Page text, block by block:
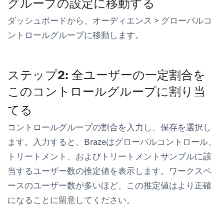
グループの設定に移動する
ダッシュボードから、 オーディエンス > グローバルコ
ントロールグループに移動します。
ステップ2: 全ユーザーの一定割合を
このコントロールグループに割り当
てる
コントロールグループの割合を入力し、 保存を選択し
ます。入力すると、Brazeはグローバルコントロール、
トリートメント、およびトリートメントサンプルに該
当するユーザー数の推定値を表示します。ワークスペ
ースのユーザー数が多いほど、この推定値はより正確
になることに留意してください。